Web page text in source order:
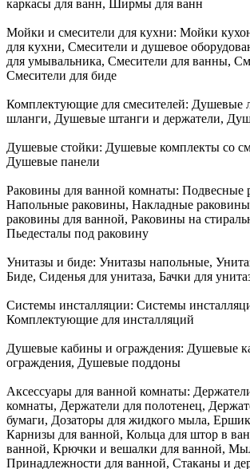
каркасы для ванн, Ширмы для ванн
Мойки и смесители для кухни: Мойки
для кухни, Смесители и душевое
для умывальника, Смесители для ванны,
Смесители для биде
Комплектующие для смесителей: Душевые
шланги, Душевые штанги и держатели,
Душевые стойки: Душевые комплекты со
Душевые панели
Раковины для ванной комнаты: Подвесные
Напольные раковины, Накладные
раковины для ванной, Раковины на
Пьедесталы под раковину
Унитазы и биде: Унитазы напольные,
Биде, Сиденья для унитаза, Бачки для
Системы инсталляции: Системы
Комплектующие для инсталляций
Душевые кабины и ограждения: Душевые
ограждения, Душевые поддоны
Аксессуары для ванной комнаты:
комнаты, Держатели для полотенец,
бумаги, Дозаторы для жидкого мыла,
Карнизы для ванной, Кольца для штор в
ванной, Крючки и вешалки для ванной,
Принадлежности для ванной, Стаканы и